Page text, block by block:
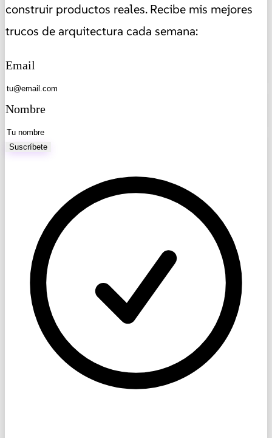
construir productos reales. Recibe mis mejores
trucos de arquitectura cada semana:
Email
Nombre
Suscríbete